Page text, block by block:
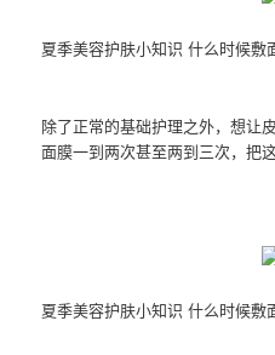
夏季美容护肤小知识 什么时候敷
除了正常的基础护理之外，想让
面膜一到两次甚至两到三次，把
夏季美容护肤小知识 什么时候敷